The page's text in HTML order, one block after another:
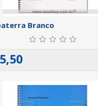
Branco